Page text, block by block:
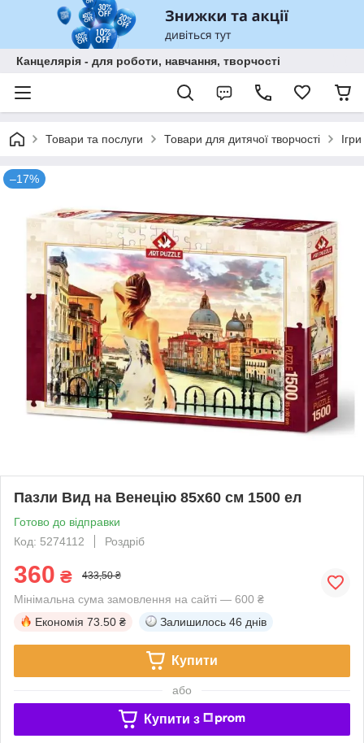
Канцелярія - для роботи, навчання, творчості
Товари та послуги Товари для дитячої творчості
–17%
Пазли Вид на Венецію 85х60 см 1500 ел
Готово до відправки
Код: 5274112
Роздріб
360 ₴ 433,50 ₴
Мінімальна сума замовлення на сайті — 600 ₴
Економія 73.50 ₴ Залишилось 46 днів
Купити
або
Купити з